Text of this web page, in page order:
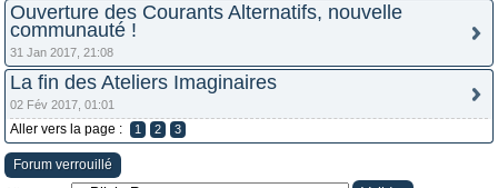
Ouverture des Courants Alternatifs, nouvelle
communauté !
31 Jan 2017, 21:08
La fin des Ateliers Imaginaires
02 Fév 2017, 01:01
Aller vers la page : 1 2 3
Forum verrouillé